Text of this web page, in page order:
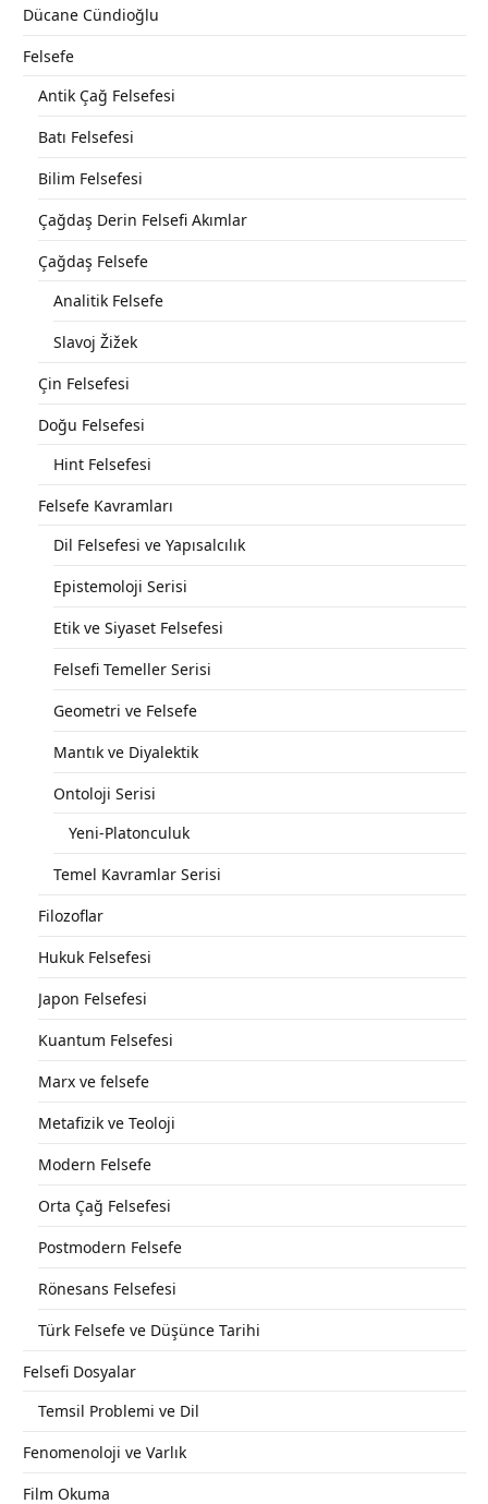
Dücane Cündioğlu
Felsefe
Antik Çağ Felsefesi
Batı Felsefesi
Bilim Felsefesi
Çağdaş Derin Felsefi Akımlar
Çağdaş Felsefe
Analitik Felsefe
Slavoj Žižek
Çin Felsefesi
Doğu Felsefesi
Hint Felsefesi
Felsefe Kavramları
Dil Felsefesi ve Yapısalcılık
Epistemoloji Serisi
Etik ve Siyaset Felsefesi
Felsefi Temeller Serisi
Geometri ve Felsefe
Mantık ve Diyalektik
Ontoloji Serisi
Yeni-Platonculuk
Temel Kavramlar Serisi
Filozoflar
Hukuk Felsefesi
Japon Felsefesi
Kuantum Felsefesi
Marx ve felsefe
Metafizik ve Teoloji
Modern Felsefe
Orta Çağ Felsefesi
Postmodern Felsefe
Rönesans Felsefesi
Türk Felsefe ve Düşünce Tarihi
Felsefi Dosyalar
Temsil Problemi ve Dil
Fenomenoloji ve Varlık
Film Okuma